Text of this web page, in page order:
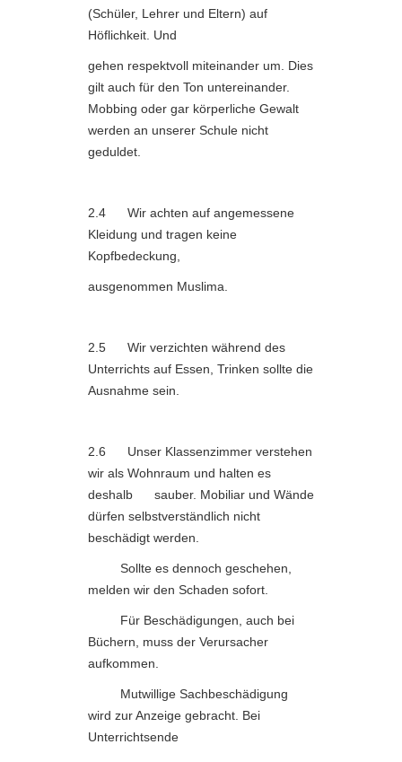
(Schüler, Lehrer und Eltern) auf
Höflichkeit. Und
gehen respektvoll miteinander um. Dies
gilt auch für den Ton untereinander.
Mobbing oder gar körperliche Gewalt
werden an unserer Schule nicht
geduldet.
2.4 Wir achten auf angemessene
Kleidung und tragen keine
Kopfbedeckung,
ausgenommen Muslima.
2.5 Wir verzichten während des
Unterrichts auf Essen, Trinken sollte die
Ausnahme sein.
2.6 Unser Klassenzimmer verstehen
wir als Wohnraum und halten es
deshalb sauber. Mobiliar und Wände
dürfen selbstverständlich nicht
beschädigt werden.
Sollte es dennoch geschehen,
melden wir den Schaden sofort.
Für Beschädigungen, auch bei
Büchern, muss der Verursacher
aufkommen.
Mutwillige Sachbeschädigung
wird zur Anzeige gebracht. Bei
Unterrichtsende